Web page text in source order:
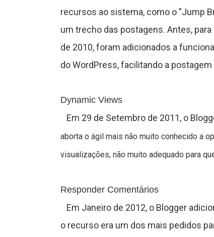
recursos ao sistema, como o "Jump
um trecho das postagens. Antes,
de 2010, foram adicionados a
do WordPress, facilitando a
Dynamic Views
Em 29 de Setembro de 2011, o
aborta o ágil mais não muito conhecido a
visualizações, não muito adequado para
Responder Comentários
Em Janeiro de 2012, o Blogger
o recurso era um dos mais pedidos